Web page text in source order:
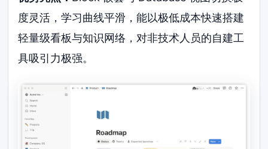
度灵活，学习曲线平滑，能以极低成本快速搭建
轻量级看板与知识网络，对非技术人员的自建工
具吸引力极强。